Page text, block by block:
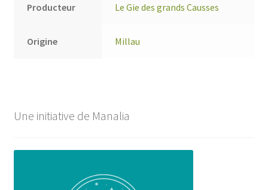
Producteur Le Gie des grands Causses
Origine Millau
Une initiative de Manalia